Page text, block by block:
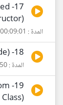
المدة : 00:09:01
18- C++ Course Level 2 (Override)
المدة : 00:07:50